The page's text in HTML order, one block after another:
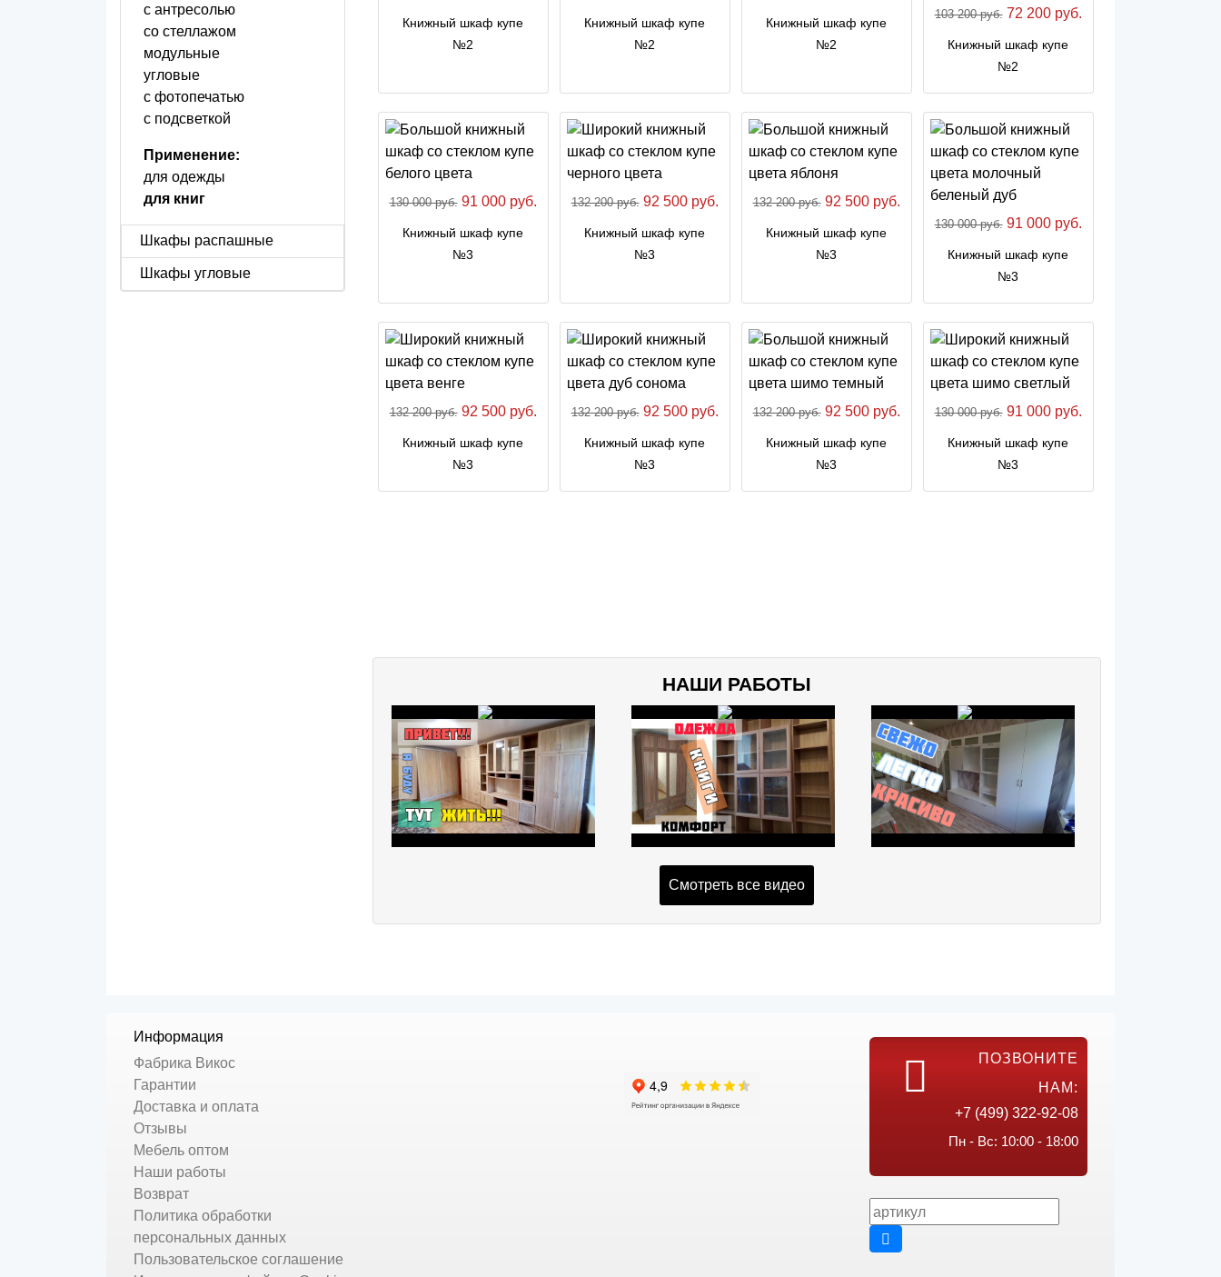
с антресолью
со стеллажом
модульные
угловые
с фотопечатью
с подсветкой
Применение:
для одежды
для книг
Шкафы распашные
Шкафы угловые
Книжный шкаф купе
№2
Книжный шкаф купе
№2
Книжный шкаф купе
№2
103 200 руб.72 200 руб.
Книжный шкаф купе
№2
130 000 руб.91 000 руб.
Книжный шкаф купе
№3
132 200 руб.92 500 руб.
Книжный шкаф купе
№3
132 200 руб.92 500 руб.
Книжный шкаф купе
№3
130 000 руб.91 000 руб.
Книжный шкаф купе
№3
132 200 руб.92 500 руб.
Книжный шкаф купе
№3
132 200 руб.92 500 руб.
Книжный шкаф купе
№3
132 200 руб.92 500 руб.
Книжный шкаф купе
№3
130 000 руб.91 000 руб.
Книжный шкаф купе
№3
НАШИ РАБОТЫ
Смотреть все видео
Информация
Фабрика Викос
Гарантии
Доставка и оплата
Отзывы
Мебель оптом
Наши работы
Возврат
Политика обработки
персональных данных
Пользовательское соглашение
ПОЗВОНИТЕ
НАМ:
+7 (499) 322-92-08
Пн - Вс: 10:00 - 18:00